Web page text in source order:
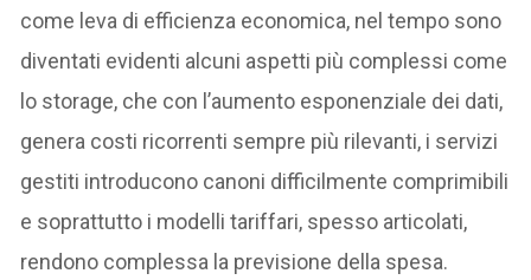
come leva di efficienza economica, nel tempo sono
diventati evidenti alcuni aspetti più complessi come
lo storage, che con l’aumento esponenziale dei dati,
genera costi ricorrenti sempre più rilevanti, i servizi
gestiti introducono canoni difficilmente comprimibili
e soprattutto i modelli tariffari, spesso articolati,
rendono complessa la previsione della spesa.